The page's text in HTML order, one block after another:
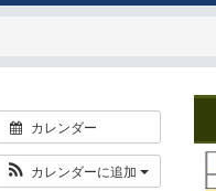
カレンダー
カレンダーに追加